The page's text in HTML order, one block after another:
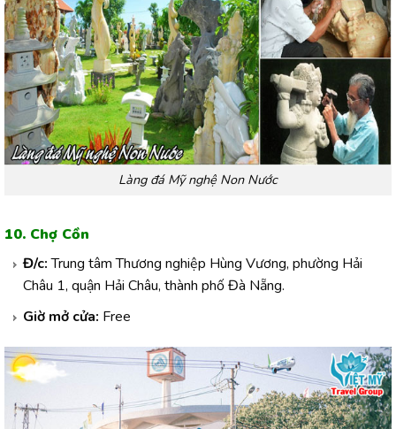
Làng đá Mỹ nghệ Non Nước
10. Chợ Cồn
Đ/c:Trung tâm Thương nghiệp Hùng Vương, phường Hải
Châu 1, quận Hải Châu, thành phố Đà Nẵng.
Giờ mở cửa: Free